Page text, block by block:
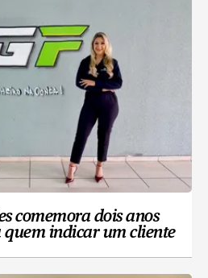
comemora dois anos
quem indicar um cliente